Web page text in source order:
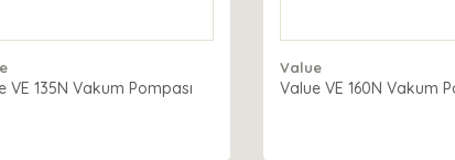
VE 135N Vakum Pompası
Value
Value VE 160N Vakum